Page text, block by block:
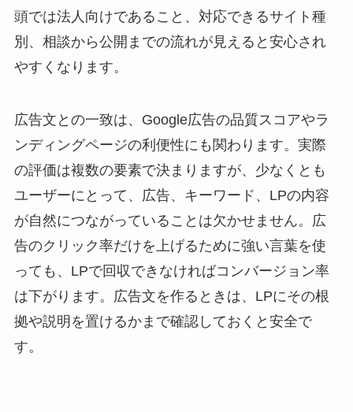
頭では法人向けであること、対応できるサイト種
別、相談から公開までの流れが見えると安心され
やすくなります。
広告文との一致は、Google広告の品質スコアやラ
ンディングページの利便性にも関わります。実際
の評価は複数の要素で決まりますが、少なくとも
ユーザーにとって、広告、キーワード、LPの内容
が自然につながっていることは欠かせません。広
告のクリック率だけを上げるために強い言葉を使
っても、LPで回収できなければコンバージョン率
は下がります。広告文を作るときは、LPにその根
拠や説明を置けるかまで確認しておくと安全で
す。